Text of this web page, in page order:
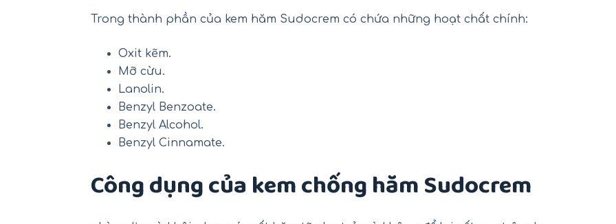
Trong thành phần của kem hăm Sudocrem có chứa những hoạt chất chính:
Oxit kẽm.
Mỡ cừu.
Lanolin.
Benzyl Benzoate.
Benzyl Alcohol.
Benzyl Cinnamate.
Công dụng của kem chống hăm Sudocrem